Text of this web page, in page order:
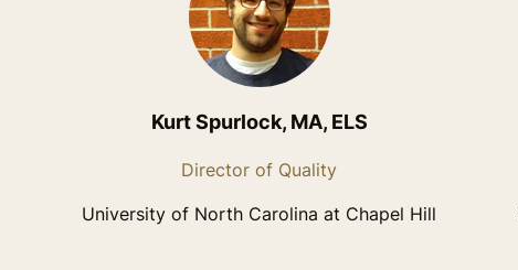
Kurt Spurlock, MA, ELS
Director of Quality
University of North Carolina at Chapel Hill